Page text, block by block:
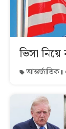
ভিসা নিয়ে
আন্তর্জাতিক